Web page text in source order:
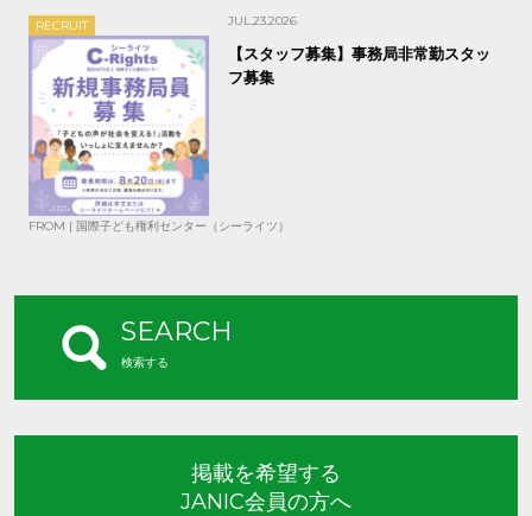
RECRUIT JUL.23.2026
【スタッフ募集】事務局非常勤スタッ
フ募集
FROM | 国際子ども権利センター（シーライツ）
SEARCH
検索する
掲載を希望する
JANIC会員の方へ